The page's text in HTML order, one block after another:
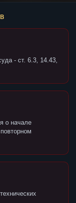
- ст. 6.3, 14.43,
о начале